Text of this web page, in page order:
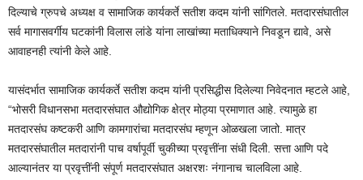
दिल्याचे ग्रुपचे अध्यक्ष व सामाजिक कार्यकर्ते सतीश कदम यांनी सांगितले. मतदारसंघातील
सर्व मागासवर्गीय घटकांनी विलास लांडे यांना लाखांच्या मताधिक्याने निवडून द्यावे, असे
आवाहनही त्यांनी केले आहे.
यासंदर्भात सामाजिक कार्यकर्ते सतीश कदम यांनी प्रसिद्धीस दिलेल्या निवेदनात म्हटले आहे,
“भोसरी विधानसभा मतदारसंघात औद्योगिक क्षेत्र मोठ्या प्रमाणात आहे. त्यामुळे हा
मतदारसंघ कष्टकरी आणि कामगारांचा मतदारसंघ म्हणून ओळखला जातो. मात्र
मतदारसंघातील मतदारांनी पाच वर्षापूर्वी चुकीच्या प्रवृत्तींना संधी दिली. सत्ता आणि पदे
आल्यानंतर या प्रवृत्तींनी संपूर्ण मतदारसंघात अक्षरशः नंगानाच चालविला आहे.